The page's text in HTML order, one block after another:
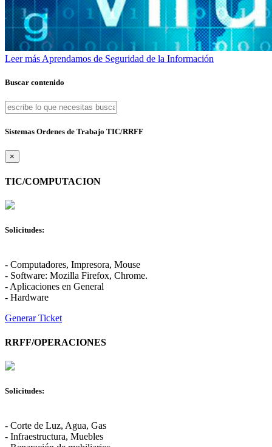
Leer más Aprendamos de Seguridad de la Información
Buscar contenido
Sistemas Ordenes de Trabajo TIC/RRFF
×
TIC/COMPUTACION
Solicitudes:
- Computadores, Impresora, Mouse
- Software: Mozilla Firefox, Chrome.
- Aplicaciones en General
- Hardware
Generar Ticket
RRFF/OPERACIONES
Solicitudes:
- Corte de Luz, Agua, Gas
- Infraestructura, Muebles